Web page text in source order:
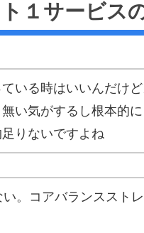
１サービス
いる時はいいんだけ
い気がするし根本的
りないですよね
。コアバランスストレ